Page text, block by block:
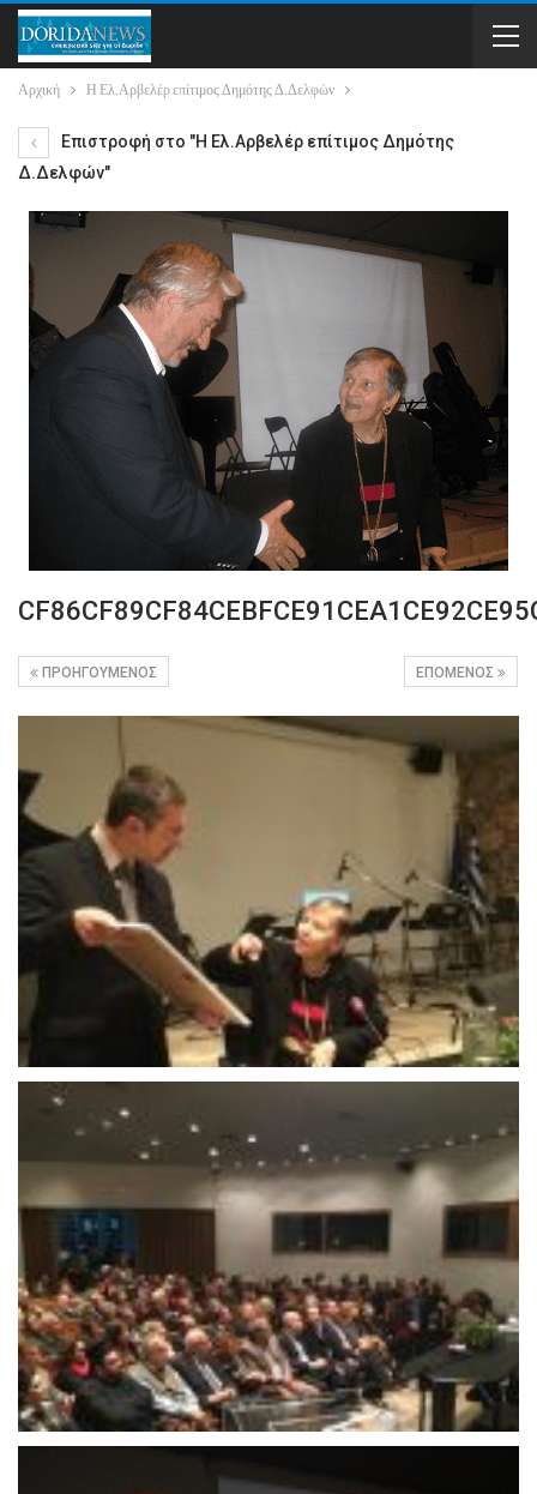
Αρχική Η Ελ.Αρβελέρ επίτιμος Δημότης Δ.Δελφών
Επιστροφή στο "Η Ελ.Αρβελέρ επίτιμος Δημότης
Δ.Δελφών"
ΕΠΌΜΕΝΟΣ
ΠΡΟΗΓΟΎΜΕΝΟΣ